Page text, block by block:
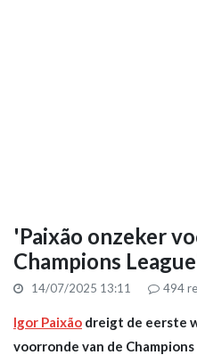
'Paixão onzeker
Champions
14/07/2025 13:11 494
Igor Paixão dreigt de eerste
voorronde van de